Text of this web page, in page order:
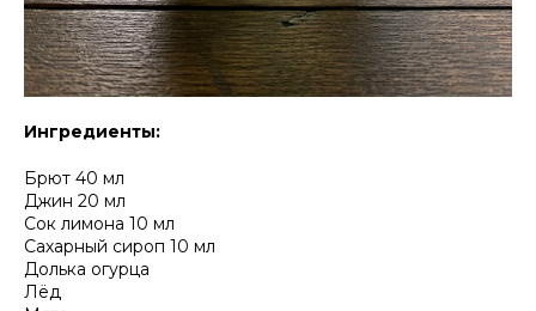
Ингредиенты:
Брют 40 мл
Джин 20 мл
Сок лимона 10 мл
Сахарный сироп 10 мл
Долька огурца
Лёд